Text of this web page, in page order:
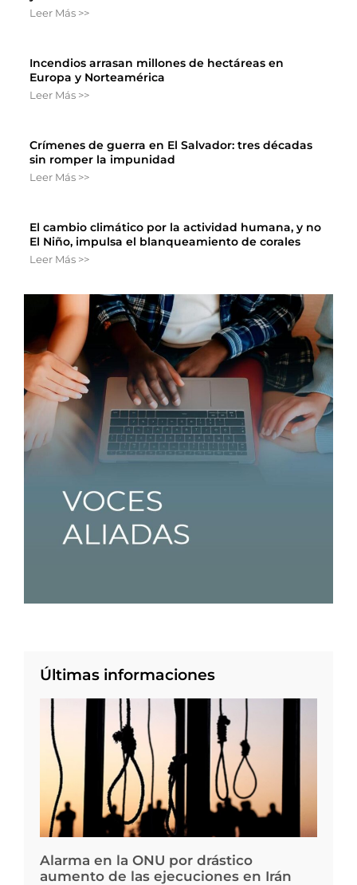
Leer Más >>
Incendios arrasan millones de hectáreas en
Europa y Norteamérica
Leer Más >>
Crímenes de guerra en El Salvador: tres décadas
sin romper la impunidad
Leer Más >>
El cambio climático por la actividad humana, y no
El Niño, impulsa el blanqueamiento de corales
Leer Más >>
Últimas informaciones
Alarma en la ONU por drástico
aumento de las ejecuciones en Irán